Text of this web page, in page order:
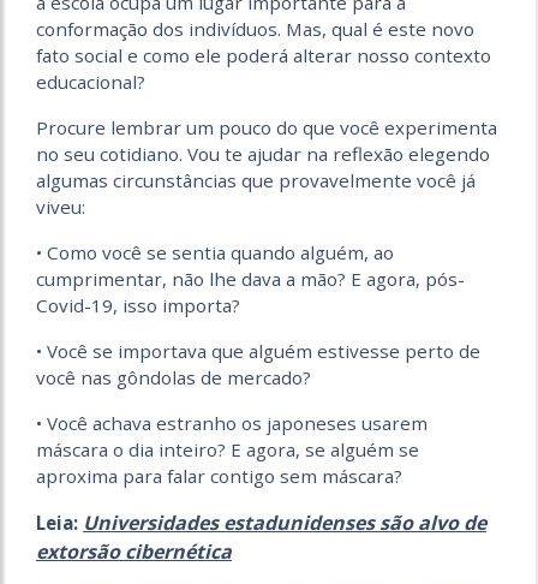
conformação dos indivíduos. Mas, qual é este novo
fato social e como ele poderá alterar nosso contexto
educacional?
Procure lembrar um pouco do que você experimenta
no seu cotidiano. Vou te ajudar na reflexão elegendo
algumas circunstâncias que provavelmente você já
viveu:
• Como você se sentia quando alguém, ao
cumprimentar, não lhe dava a mão? E agora, pós-
Covid-19, isso importa?
• Você se importava que alguém estivesse perto de
você nas gôndolas de mercado?
• Você achava estranho os japoneses usarem
máscara o dia inteiro? E agora, se alguém se
aproxima para falar contigo sem máscara?
Leia: Universidades estadunidenses são alvo de
extorsão cibernética